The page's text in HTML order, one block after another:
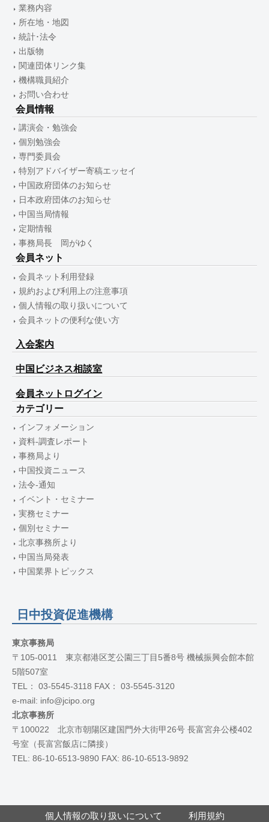
業務内容
所在地・地図
統計･法令
出版物
関連団体リンク集
機構職員紹介
お問い合わせ
会員情報
講演会・勉強会
個別勉強会
専門委員会
特別アドバイザー寄稿エッセイ
中国政府団体のお知らせ
日本政府団体のお知らせ
中国当局情報
定期情報
事務局長 岡がゆく
会員ネット
会員ネット利用登録
規約および利用上の注意事項
個人情報の取り扱いについて
会員ネットの便利な使い方
入会案内
中国ビジネス相談室
会員ネットログイン
カテゴリー
インフォメーション
資料-調査レポート
事務局より
中国投資ニュース
法令-通知
イベント・セミナー
実務セミナー
個別セミナー
北京事務所より
中国当局発表
中国業界トピックス
日中投資促進機構
東京事務局
〒105-0011 東京都港区芝公園三丁目5番8号 機械振興会館本館
5階507室
TEL： 03-5545-3118 FAX： 03-5545-3120
e-mail: info@jcipo.org
北京事務所
〒100022 北京市朝陽区建国門外大街甲26号 長富宮弁公楼402
号室（長富宮飯店に隣接）
TEL: 86-10-6513-9890 FAX: 86-10-6513-9892
個人情報の取り扱いについて 利用規約